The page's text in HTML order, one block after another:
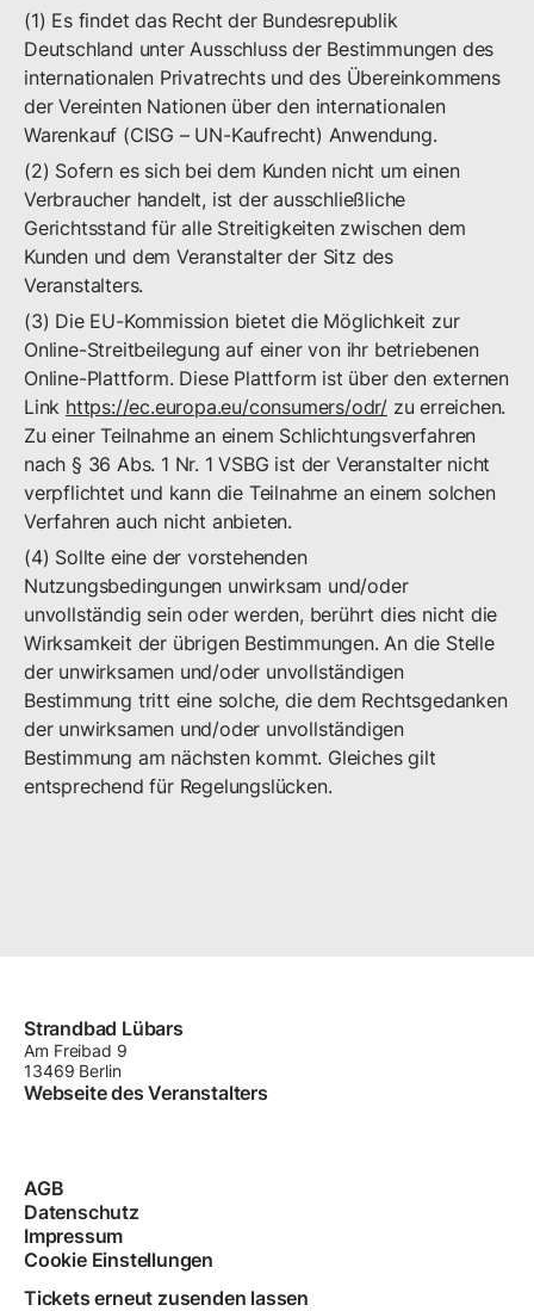
(1) Es findet das Recht der Bundesrepublik
Deutschland unter Ausschluss der Bestimmungen des
internationalen Privatrechts und des Übereinkommens
der Vereinten Nationen über den internationalen
Warenkauf (CISG – UN-Kaufrecht) Anwendung.
(2) Sofern es sich bei dem Kunden nicht um einen
Verbraucher handelt, ist der ausschließliche
Gerichtsstand für alle Streitigkeiten zwischen dem
Kunden und dem Veranstalter der Sitz des
Veranstalters.
(3) Die EU-Kommission bietet die Möglichkeit zur
Online-Streitbeilegung auf einer von ihr betriebenen
Online-Plattform. Diese Plattform ist über den externen
Link https://ec.europa.eu/consumers/odr/ zu erreichen.
Zu einer Teilnahme an einem Schlichtungsverfahren
nach § 36 Abs. 1 Nr. 1 VSBG ist der Veranstalter nicht
verpflichtet und kann die Teilnahme an einem solchen
Verfahren auch nicht anbieten.
(4) Sollte eine der vorstehenden
Nutzungsbedingungen unwirksam und/oder
unvollständig sein oder werden, berührt dies nicht die
Wirksamkeit der übrigen Bestimmungen. An die Stelle
der unwirksamen und/oder unvollständigen
Bestimmung tritt eine solche, die dem Rechtsgedanken
der unwirksamen und/oder unvollständigen
Bestimmung am nächsten kommt. Gleiches gilt
entsprechend für Regelungslücken.
Strandbad Lübars
Am Freibad 9
13469 Berlin
Webseite des Veranstalters
AGB
Datenschutz
Impressum
Cookie Einstellungen
Tickets erneut zusenden lassen